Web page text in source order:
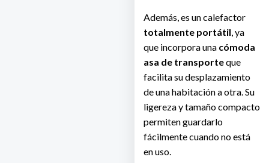
Además, es un calefactor
totalmente portátil, ya
que incorpora una cómoda
asa de transporteque
facilita su desplazamiento
de una habitación a otra. Su
ligereza y tamaño compacto
permiten guardarlo
fácilmente cuando no está
en uso.